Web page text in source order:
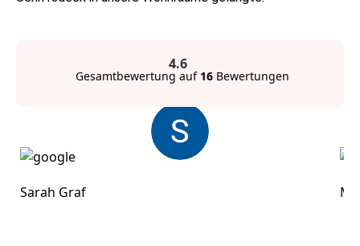
4.6
Gesamtbewertung auf 16Bewertungen
Sarah Graf